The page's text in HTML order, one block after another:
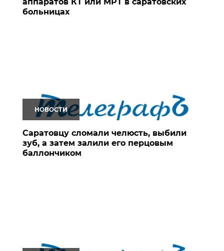
больницах
НОВОСТИ
Саратовцу сломали челюсть, выбили
зуб, а затем залили его перцовым
баллончиком